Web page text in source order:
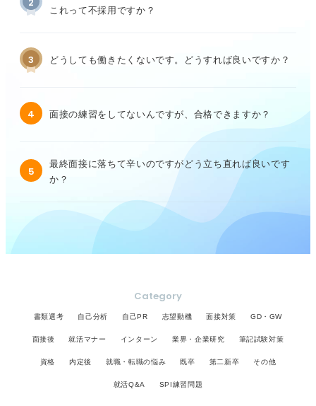
これって不採用ですか？
3 どうしても働きたくないです。どうすれば良いですか？
4 面接の練習をしてないんですが、合格できますか？
5
最終面接に落ちて辛いのですがどう立ち直れば良いです
か？
Category
書類選考 自己分析 自己PR 志望動機 面接対策 GD・GW
面接後 就活マナー インターン 業界・企業研究 筆記試験対策
資格 内定後 就職・転職の悩み 既卒 第二新卒 その他
就活Q&A SPI練習問題